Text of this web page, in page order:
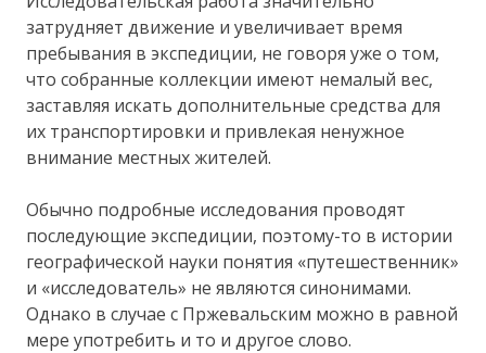
затрудняет движение и увеличивает время
пребывания в экспедиции, не говоря уже о том,
что собранные коллекции имеют немалый вес,
заставляя искать дополнительные средства для
их транспортировки и привлекая ненужное
внимание местных жителей.
Обычно подробные исследования проводят
последующие экспедиции, поэтому-то в истории
географической науки понятия «путешественник»
и «исследователь» не являются синонимами.
Однако в случае с Пржевальским можно в равной
мере употребить и то и другое слово.